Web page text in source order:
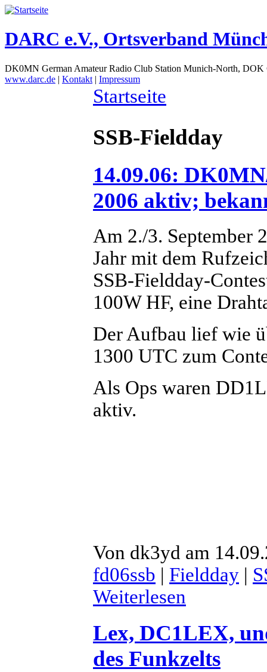
DARC e.V., Ortsverband
DK0MN German Amateur Radio Club Station Munich-North,
www.darc.de | Kontakt | Impressum
Startseite
SSB-Fieldday
14.09.06:
2006 aktiv;
Am 2./3. September
Jahr mit dem
SSB-Fieldday-
100W HF, eine
Der Aufbau lief wie
1300 UTC zum
Als Ops waren
aktiv.
Von dk3yd am
fd06ssb | Fieldday |
Weiterlesen
Lex, DC1LEX,
des Funkzelts